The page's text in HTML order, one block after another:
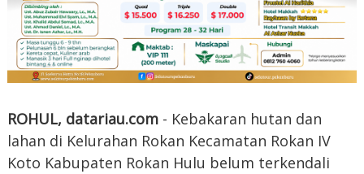
ROHUL, datariau.com - Kebakaran hutan dan
lahan di Kelurahan Rokan Kecamatan Rokan IV
Koto Kabupaten Rokan Hulu belum terkendali